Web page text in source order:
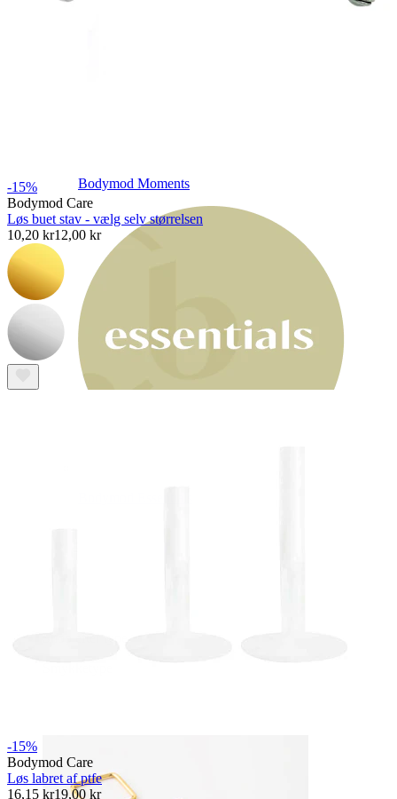
Bodymod Moments
-15%
Bodymod Care
Løs buet stav - vælg selv størrelsen
10,20 kr12,00 kr
-15%
Bodymod Care
Løs labret af ptfe
16,15 kr19,00 kr